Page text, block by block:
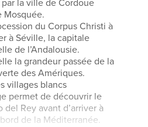
la ville de Cordoue
Mosquée.
du Corpus Christi à
à Séville, la capitale
de l’Andalousie.
la grandeur passée de la
des Amériques.
villages blancs
permet de découvrir le
Rey avant d’arriver à
de la Méditerranée.